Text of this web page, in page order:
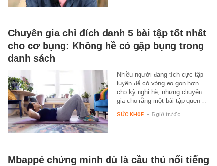
Chuyên gia chỉ đích danh 5 bài tập tốt nhất
cho cơ bụng: Không hề có gập bụng trong
danh sách
Nhiều người đang tích cực tập
luyện để có vòng eo gọn hơn
cho kỳ nghỉ hè, nhưng chuyên
gia cho rằng một bài tập quen…
SỨC KHỎE - 5 giờ trước
Mbappé chứng minh dù là cầu thủ nổi tiếng